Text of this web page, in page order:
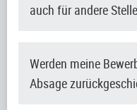
auch für andere
Werden meine
Absage